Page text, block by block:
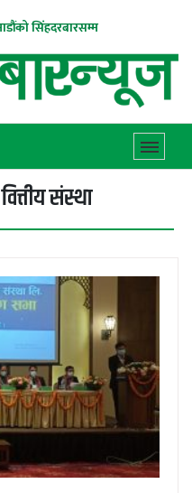
सिंहदरबारसम्म
संस्था